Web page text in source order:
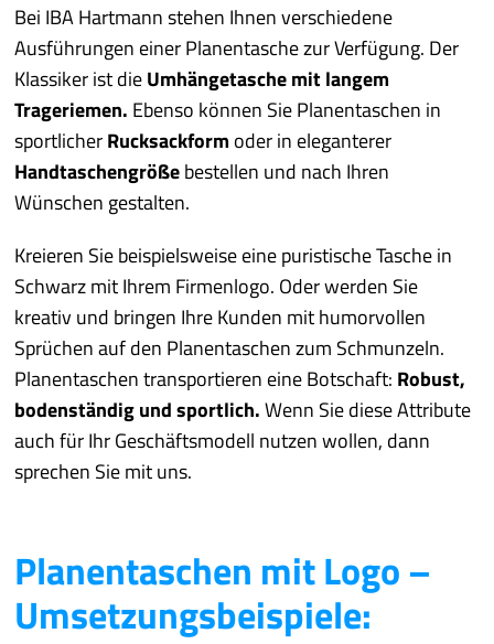
Bei IBA Hartmann stehen Ihnen verschiedene
Ausführungen einer Planentasche zur Verfügung. Der
Klassiker ist dieUmhängetasche mit langem
Trageriemen. Ebenso können Sie Planentaschen in
sportlicherRucksackform oder in eleganterer
Handtaschengrößebestellen und nach Ihren
Wünschen gestalten.
Kreieren Sie beispielsweise eine puristische Tasche in
Schwarz mit Ihrem Firmenlogo. Oder werden Sie
kreativ und bringen Ihre Kunden mit humorvollen
Sprüchen auf den Planentaschen zum Schmunzeln.
Planentaschen transportieren eine Botschaft: Robust,
bodenständig und sportlich.Wenn Sie diese Attribute
auch für Ihr Geschäftsmodell nutzen wollen, dann
sprechen Sie mit uns.
Planentaschen mit Logo –
Umsetzungsbeispiele: